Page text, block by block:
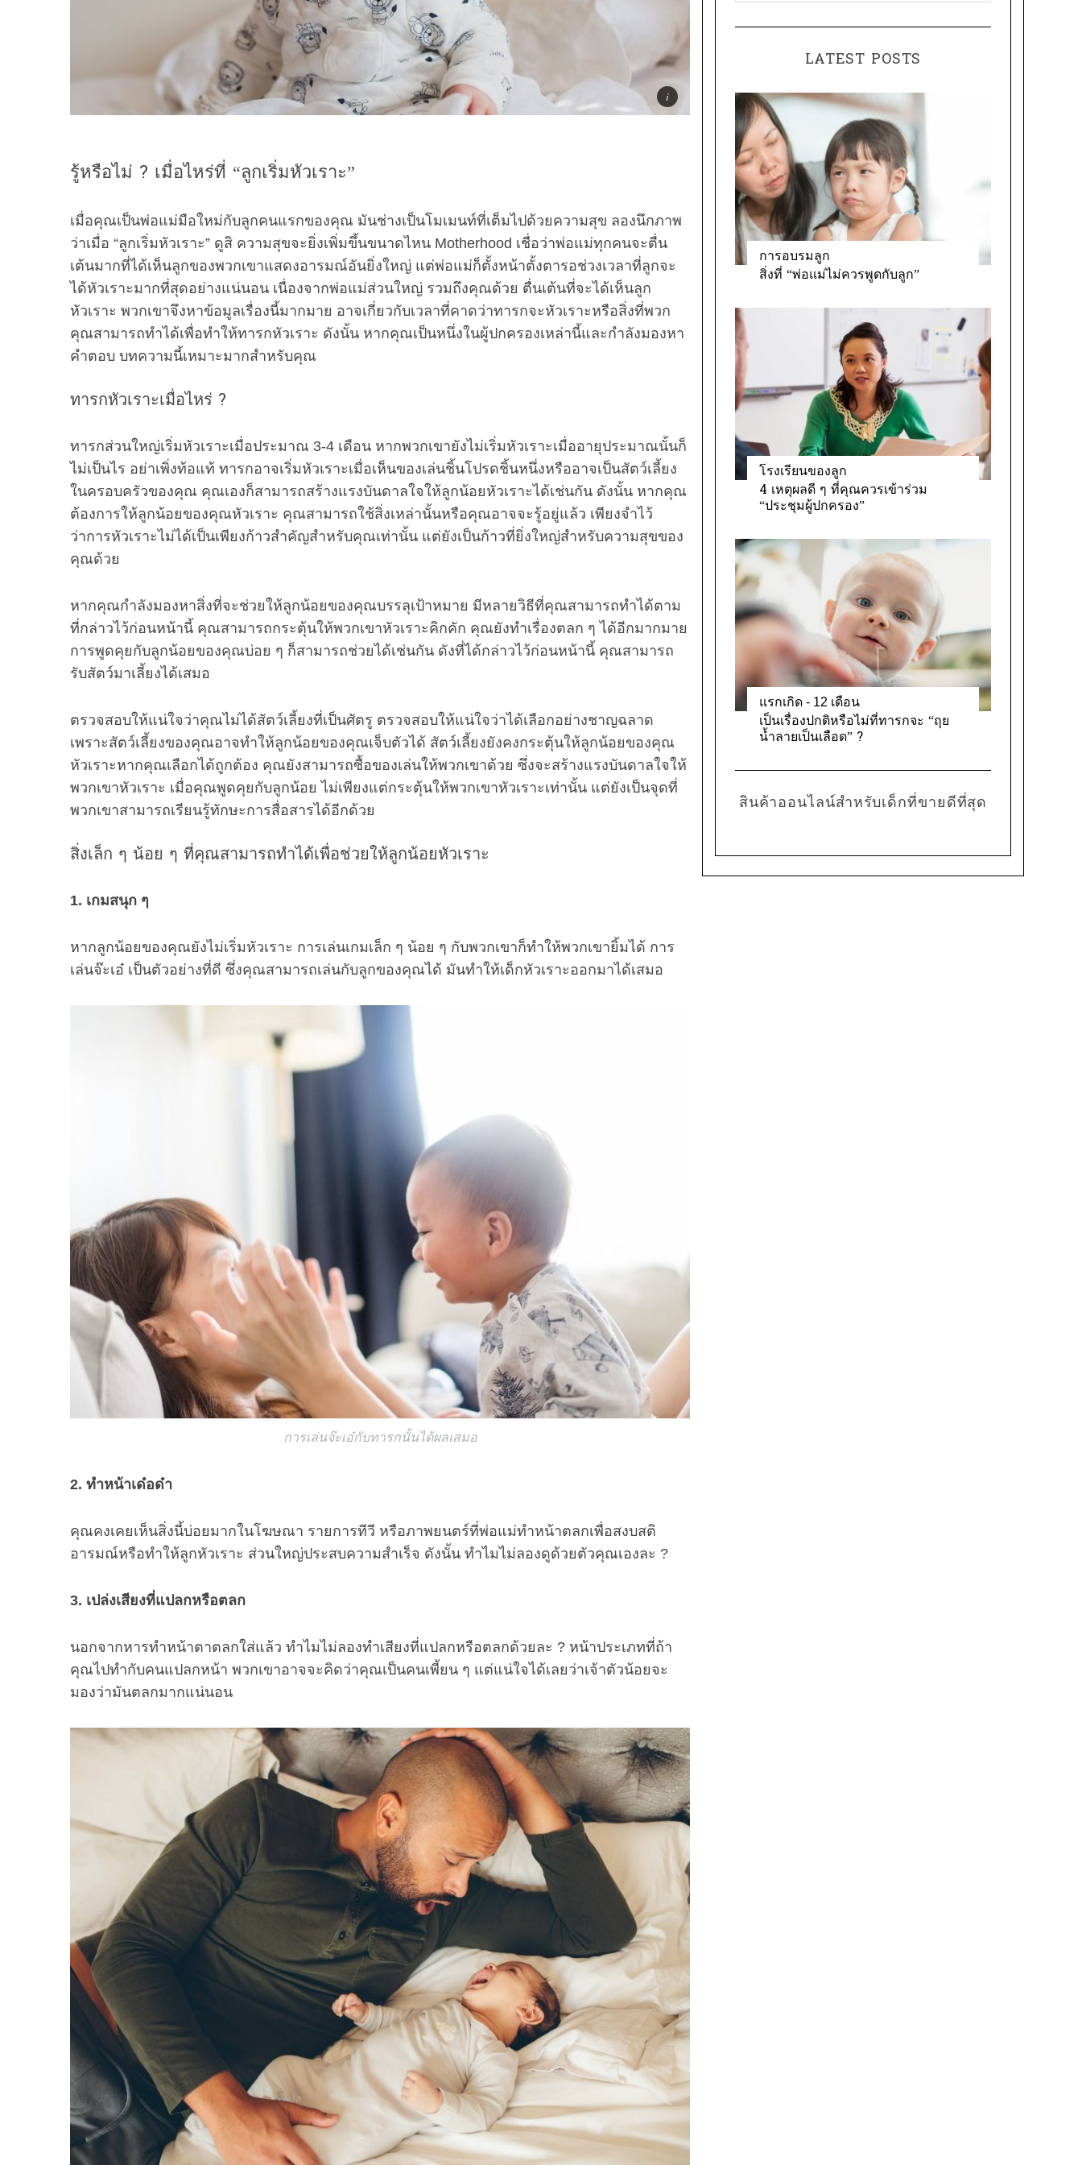
รู้หรือไม่ ? เมื่อไหร่ที่ “ลูกเริ่มหัวเราะ”
เมื่อคุณเป็นพ่อแม่มือใหม่กับลูกคนแรกของคุณ มันช่างเป็นโมเมนท์ที่เต็มไปด้วยความสุข ลองนึกภาพ
ว่าเมื่อ “ลูกเริ่มหัวเราะ” ดูสิ ความสุขจะยิ่งเพิ่มขึ้นขนาดไหน Motherhood เชื่อว่าพ่อแม่ทุกคนจะตื่น
เต้นมากที่ได้เห็นลูกของพวกเขาแสดงอารมณ์อันยิ่งใหญ่ แต่พ่อแม่ก็ตั้งหน้าตั้งตารอช่วงเวลาที่ลูกจะ
ได้หัวเราะมากที่สุดอย่างแน่นอน เนื่องจากพ่อแม่ส่วนใหญ่ รวมถึงคุณด้วย ตื่นเต้นที่จะได้เห็นลูก
หัวเราะ พวกเขาจึงหาข้อมูลเรื่องนี้มากมาย อาจเกี่ยวกับเวลาที่คาดว่าทารกจะหัวเราะหรือสิ่งที่พวก
คุณสามารถทำได้เพื่อทำให้ทารกหัวเราะ ดังนั้น หากคุณเป็นหนึ่งในผู้ปกครองเหล่านี้และกำลังมองหา
คำตอบ บทความนี้เหมาะมากสำหรับคุณ
ทารกหัวเราะเมื่อไหร่ ?
ทารกส่วนใหญ่เริ่มหัวเราะเมื่อประมาณ 3-4 เดือน หากพวกเขายังไม่เริ่มหัวเราะเมื่ออายุประมาณนั้นก็
ไม่เป็นไร อย่าเพิ่งท้อแท้ ทารกอาจเริ่มหัวเราะเมื่อเห็นของเล่นชิ้นโปรดชิ้นหนึ่งหรืออาจเป็นสัตว์เลี้ยง
ในครอบครัวของคุณ คุณเองก็สามารถสร้างแรงบันดาลใจให้ลูกน้อยหัวเราะได้เช่นกัน ดังนั้น หากคุณ
ต้องการให้ลูกน้อยของคุณหัวเราะ คุณสามารถใช้สิ่งเหล่านั้นหรือคุณอาจจะรู้อยู่แล้ว เพียงจำไว้
ว่าการหัวเราะไม่ได้เป็นเพียงก้าวสำคัญสำหรับคุณเท่านั้น แต่ยังเป็นก้าวที่ยิ่งใหญ่สำหรับความสุขของ
คุณด้วย
หากคุณกำลังมองหาสิ่งที่จะช่วยให้ลูกน้อยของคุณบรรลุเป้าหมาย มีหลายวิธีที่คุณสามารถทำได้ตาม
ที่กล่าวไว้ก่อนหน้านี้ คุณสามารถกระตุ้นให้พวกเขาหัวเราะคิกคัก คุณยังทำเรื่องตลก ๆ ได้อีกมากมาย
การพูดคุยกับลูกน้อยของคุณบ่อย ๆ ก็สามารถช่วยได้เช่นกัน ดังที่ได้กล่าวไว้ก่อนหน้านี้ คุณสามารถ
รับสัตว์มาเลี้ยงได้เสมอ
ตรวจสอบให้แน่ใจว่าคุณไม่ได้สัตว์เลี้ยงที่เป็นศัตรู ตรวจสอบให้แน่ใจว่าได้เลือกอย่างชาญฉลาด
เพราะสัตว์เลี้ยงของคุณอาจทำให้ลูกน้อยของคุณเจ็บตัวได้ สัตว์เลี้ยงยังคงกระตุ้นให้ลูกน้อยของคุณ
หัวเราะหากคุณเลือกได้ถูกต้อง คุณยังสามารถซื้อของเล่นให้พวกเขาด้วย ซึ่งจะสร้างแรงบันดาลใจให้
พวกเขาหัวเราะ เมื่อคุณพูดคุยกับลูกน้อย ไม่เพียงแต่กระตุ้นให้พวกเขาหัวเราะเท่านั้น แต่ยังเป็นจุดที่
พวกเขาสามารถเรียนรู้ทักษะการสื่อสารได้อีกด้วย
สิ่งเล็ก ๆ น้อย ๆ ที่คุณสามารถทำได้เพื่อช่วยให้ลูกน้อยหัวเราะ
1. เกมสนุก ๆ
หากลูกน้อยของคุณยังไม่เริ่มหัวเราะ การเล่นเกมเล็ก ๆ น้อย ๆ กับพวกเขาก็ทำให้พวกเขายิ้มได้ การ
เล่นจ๊ะเอ๋ เป็นตัวอย่างที่ดี ซึ่งคุณสามารถเล่นกับลูกของคุณได้ มันทำให้เด็กหัวเราะออกมาได้เสมอ
การเล่นจ๊ะเอ๋กับทารกนั้นได้ผลเสมอ
2. ทำหน้าเด๋อด๋า
คุณคงเคยเห็นสิ่งนี้บ่อยมากในโฆษณา รายการทีวี หรือภาพยนตร์ที่พ่อแม่ทำหน้าตลกเพื่อสงบสติ
อารมณ์หรือทำให้ลูกหัวเราะ ส่วนใหญ่ประสบความสำเร็จ ดังนั้น ทำไมไม่ลองดูด้วยตัวคุณเองละ ?
3. เปล่งเสียงที่แปลกหรือตลก
นอกจากหารทำหน้าตาตลกใส่แล้ว ทำไมไม่ลองทำเสียงที่แปลกหรือตลกด้วยละ ? หน้าประเภทที่ถ้า
คุณไปทำกับคนแปลกหน้า พวกเขาอาจจะคิดว่าคุณเป็นคนเพี้ยน ๆ แต่แน่ใจได้เลยว่าเจ้าตัวน้อยจะ
มองว่ามันตลกมากแน่นอน
r
a
t
o
r
i
e
s
LATEST POSTS
การอบรมลูก
สิ่งที่ “พ่อแม่ไม่ควรพูดกับลูก”
โรงเรียนของลูก
4 เหตุผลดี ๆ ที่คุณควรเข้าร่วม
“ประชุมผู้ปกครอง”
แรกเกิด - 12 เดือน
เป็นเรื่องปกติหรือไม่ที่ทารกจะ “ถุย
น้ำลายเป็นเลือด” ?
สินค้าออนไลน์สำหรับเด็กที่ขายดีที่สุด
r
: